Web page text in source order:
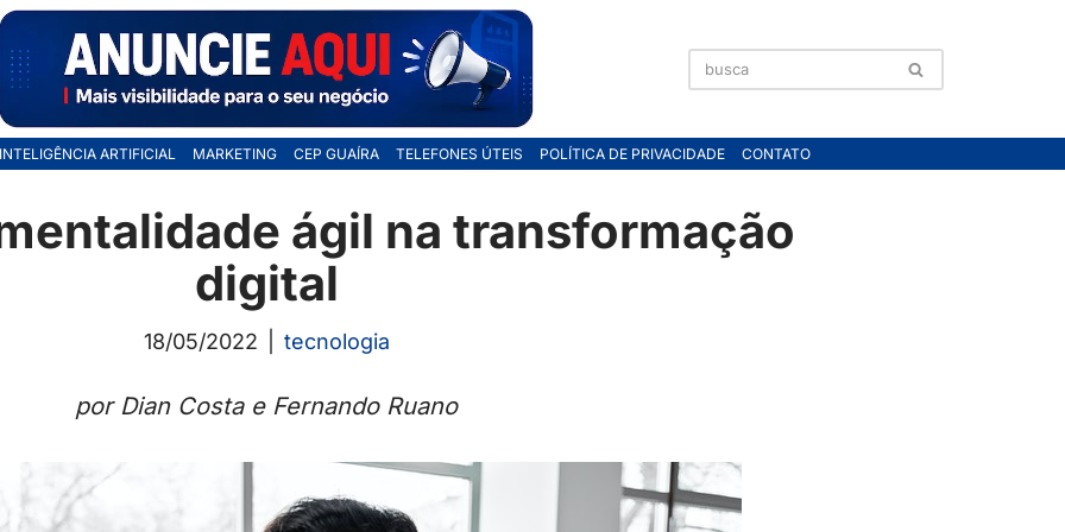
INTELIGÊNCIA ARTIFICIAL MARKETING CEP GUAÍRA TELEFONES ÚTEIS POLÍTICA DE PRIVACIDADE CONTATO
ágil na transformação
digital
18/05/2022 tecnologia
por Dian Costa e Fernando Ruano